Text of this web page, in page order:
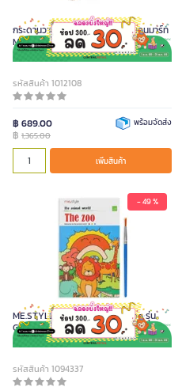
กระดานวาดรูปพร้อมสายรัด A2 มอนมาร์ท
MEA0033
รหัสสินค้า 1012108
฿ 689.00
฿ 1,365.00
พร้อมจัดส่ง
เพิ่มสินค้า
- 49 %
ME.STYLE ชุดสมุดระบายสีน้ำ Zoo รุ่น
GN-CB02-3
รหัสสินค้า 1094337